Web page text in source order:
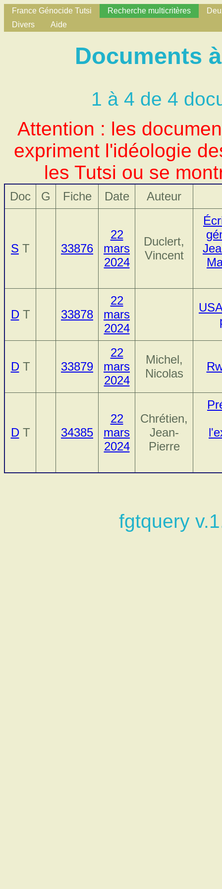
France Génocide Tutsi Recherche multicritères
Divers
Aide
Documents
1 à 4 de 4
Attention : les
expriment l'idéologie
les Tutsi ou se
Doc G Fiche Date Auteur
S T 33876
22
mars
2024
Duclert,
Vincent
DT 33878
22
mars
2024
DT 33879
22
mars
2024
Michel,
Nicolas
DT 34385
22
mars
2024
Chrétien,
Jean-
Pierre
fgtquery